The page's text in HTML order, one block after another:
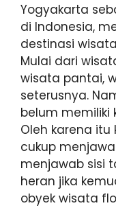
Yogyakarta
di Indonesia,
destinasi
Mulai dari
wisata pantai,
seterusnya.
belum memiliki
Oleh karena itu
cukup
menjawab sisi
heran jika
obyek wisata